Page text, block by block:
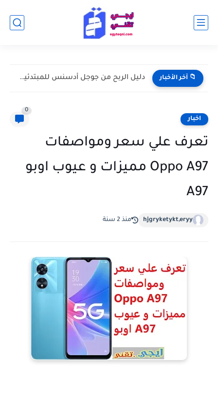
📁 آخر الأخبار دليل الربح من جوجل أدسنس للمبتدئين: من إنشاء الموقع إلى...
اخبار
0
تعرف علي سعر ومواصفات
Oppo A97 مميزات و عيوب اوبو
A97
hjgryketykt,eryy منذ 2 سنة